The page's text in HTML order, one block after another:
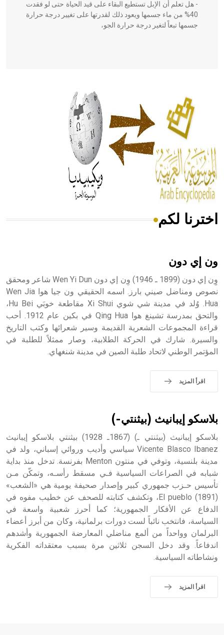
- هل تعلم أن الإبل تستطيع البقاء على قيد الحياة حتى لو فقدت
40% من ماء جسمها ويعود ذلك لقدرتها على تغيير درجة حرارة
جسمها تبعاً لتغير درجة حرارة الجو،
الحكم، الأدلة، تنظيم التغذية، ورسالته في جروح الرأس. ويعود
له الفضل بأنه حرر الطب من الدين والفلسفة.
- هل تعلم أن المرجان إفراز حيواني يتكون في البحر ويتركب
من مادة كربونات الكلسيوم، وهو أحمر أو شديد الحمرة وهو
أجود أنواعه، ويمتاز بكبر الحجم ويسمى الش
هل تعلم أن الأبسيد كلمة فرنسية اللفظ تم اعتمادها مصطلحاً
- هل تعلم أن أبجر Abgar اسم معروف جيداً يعود إلى عدد من
الملوك الذين حكموا مدينة إديسا (الرها) من أبجر الأول وحتى
التاسع، وهم ينتسبون إلى أسرة أوسروين
اخترنا لكم
ون إي دون
وِِن إي دون (1899 ـ 1946) وِن إي دون Wen Yi Dun شاعر ومحقق
نصوص ومناضل صيني بارز. اسمه الحقيقي ون جيا هوا Wen Jia
Hua. وُلد في مدينة شي شوي Xi Shui مقاطعة خوبَي Hu Bei،
والتحق بمدرسة تشينغ هوا Qing Hua في بكين عام 1912. أحب
قراءة المجموعات الشعرية القديمة وسير شعرائها وكتب التاريخ
والسيرة. شارك في الحركة الطلابية، وصار ممثلاً للطلبة في
المؤتمر الوطني لاتحاد طلبة الصين في مدينة شنغهاي.
اقرأ المزيد
بلاسكو إيبانيث (بيثنتي-)
بلاسكو إيبانيث (بيثنتي ـ) (1867ـ 1928) بيثنتي بلاسكو إيبانيث
Vicente Blasco Ibanez سياسي وأديب وروائي إسباني، ولد في
مدينة بلنسية، وتوفي في منتون Menton بفرنسة. تدخل منذ بداية
شبابه في الصراعات السياسية فـي مسقط رأسـه، وتمكّن مـن
تأسيس حـزب جمهوري كبير وإصدار صحيفة يومية هي «الشعب»
(1891) El pueblo، وتكشف كتابته للصحف عن خطيب مفوه في
الدفاع عن الأفكار الجمهورية؛ كما أحرز شعبية واسعة في
السياسة، فانتخب نائباً لست دورات برلمانية، وكان من أبرز أعضاء
البرلمان وواحداً من ألمع مناضلي المعارضة الجمهورية وأشدهم
اندفاعاً. وقد دخل السجن ثلاثين مرة بسبب معتقداته الفكرية
ونشاطاته السياسية.
اقرأ المزيد